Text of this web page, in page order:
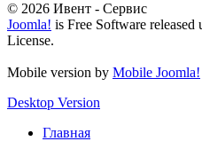
© 2026 Ивент - Сервис
Joomla! is Free Software
License.
Mobile version by Mobile Joomla!
Desktop Version
Главная